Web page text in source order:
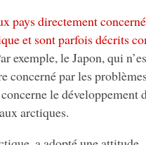
pays directement
et sont parfois décrits
exemple, le Japon, qui
concerné par les
le développement
arctiques.